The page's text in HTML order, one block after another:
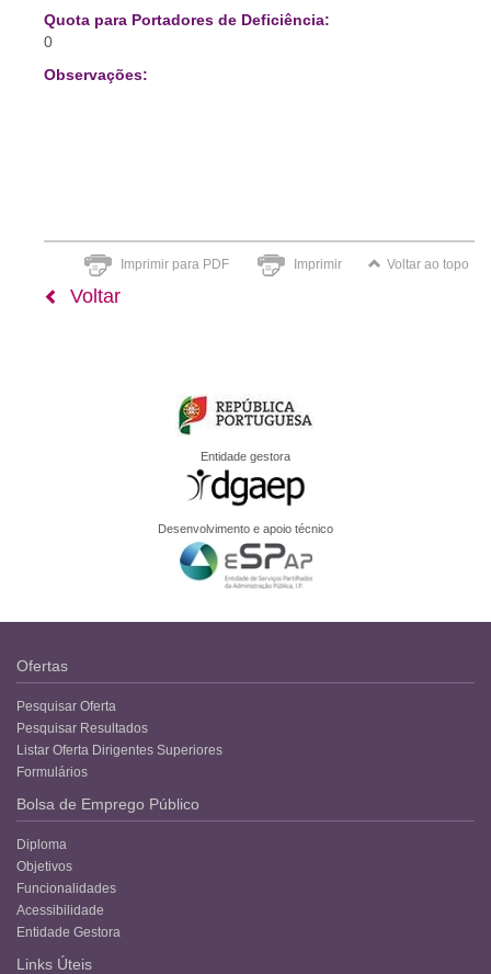
Quota para Portadores de Deficiência:
0
Observações:
Imprimir para PDF Imprimir Voltar ao topo
Voltar
Entidade gestora
Desenvolvimento e apoio técnico
Ofertas
Pesquisar Oferta
Pesquisar Resultados
Listar Oferta Dirigentes Superiores
Formulários
Bolsa de Emprego Público
Diploma
Objetivos
Funcionalidades
Acessibilidade
Entidade Gestora
Links Úteis